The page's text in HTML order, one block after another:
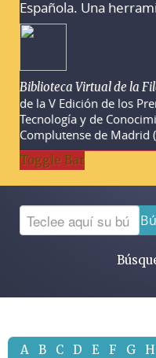
Española. Una
Biblioteca Virtual de la
de la V Edición de los
Tecnología y de
Complutense de Madrid
Toggle Bar
A B C D E F G H